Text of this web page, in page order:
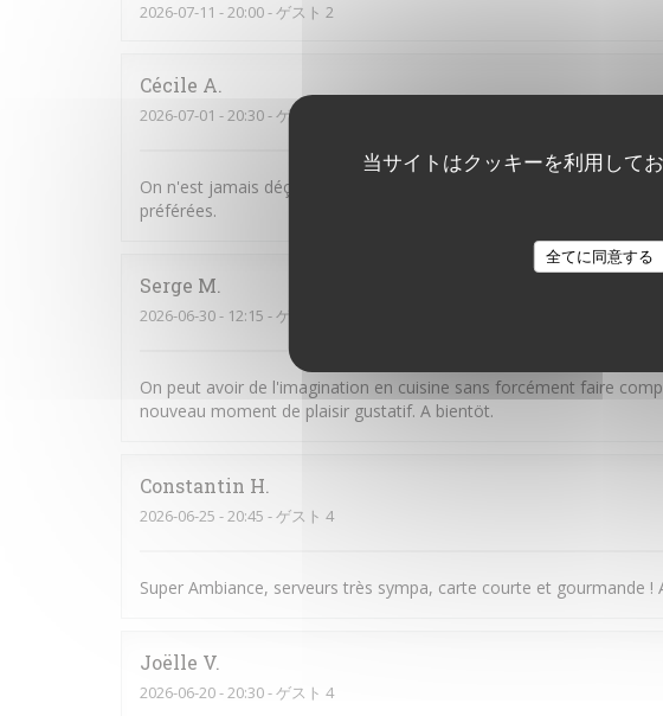
当サイトはクッキーを利用して
全てに同意する
2026-07-11 - 20:00 - ゲスト 2
Cécile A
2026-07-01 - 20:30 - ゲスト 4
On n'est jamais déçu chez Chéri-Chérie. Des plats savoureux, un
préférées.
Serge M
2026-06-30- 12:15 - ゲスト 1
On peut avoir de l'imagination en cuisine sans forcément faire
nouveau moment de plaisir gustatif. A bientöt.
Constantin H
2026-06-25 - 20:45 - ゲスト 4
Super Ambiance, serveurs très sympa, carte courte et gourmande !
Joëlle V
2026-06-20- 20:30 - ゲスト 4